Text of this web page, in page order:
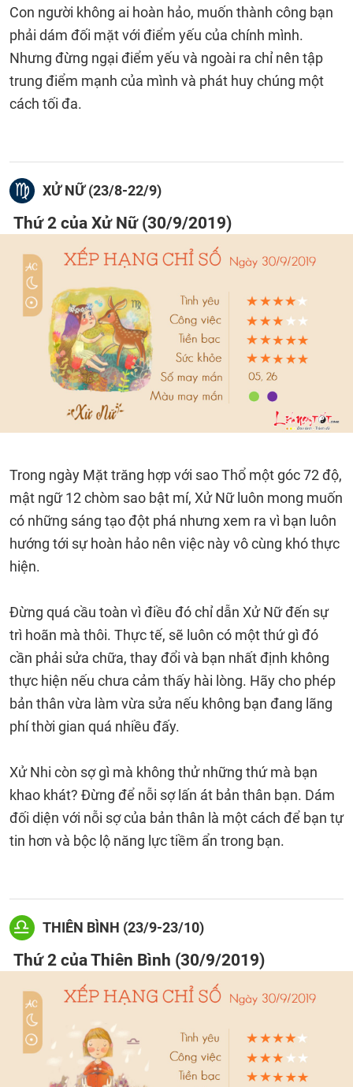
Con người không ai hoàn hảo, muốn thành công bạn
phải dám đối mặt với điểm yếu của chính mình.
Nhưng đừng ngại điểm yếu và ngoài ra chỉ nên tập
trung điểm mạnh của mình và phát huy chúng một
cách tối đa.
XỬ NỮ (23/8-22/9)
Thứ 2 của Xử Nữ (30/9/2019)
Trong ngày Mặt trăng hợp với sao Thổ một góc 72 độ,
mật ngữ 12 chòm sao bật mí, Xử Nữ luôn mong muốn
có những sáng tạo đột phá nhưng xem ra vì bạn luôn
hướng tới sự hoàn hảo nên việc này vô cùng khó thực
hiện.
Đừng quá cầu toàn vì điều đó chỉ dẫn Xử Nữ đến sự
trì hoãn mà thôi. Thực tế, sẽ luôn có một thứ gì đó
cần phải sửa chữa, thay đổi và bạn nhất định không
thực hiện nếu chưa cảm thấy hài lòng. Hãy cho phép
bản thân vừa làm vừa sửa nếu không bạn đang lãng
phí thời gian quá nhiều đấy.
Xử Nhi còn sợ gì mà không thử những thứ mà bạn
khao khát? Đừng để nỗi sợ lấn át bản thân bạn. Dám
đối diện với nỗi sợ của bản thân là một cách để bạn tự
tin hơn và bộc lộ năng lực tiềm ẩn trong bạn.
THIÊN BÌNH (23/9-23/10)
Thứ 2 của Thiên Bình (30/9/2019)